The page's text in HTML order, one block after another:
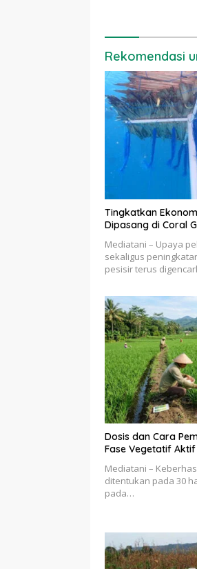
Rekomendasi
Tingkatkan
Dipasang di Coral
Mediatani – Upaya
sekaligus
pesisir terus
Dosis dan Cara
Fase Vegetatif
Mediatani –
ditentukan pada 30
pada…